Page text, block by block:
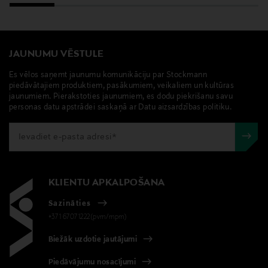
JAUNUMU VĒSTULE
Es vēlos saņemt jaunumu komunikāciju par Stockmann
piedāvātajiem produktiem, pasākumiem, veikaliem un kultūras
jaunumiem. Pierakstoties jaunumiem, es dodu piekrišanu savu
personas datu apstrādei saskaņā ar Datu aizsardzības politiku.
KLIENTU APKALPOŠANA
Sazināties
+371 67071222(pvm/mpm)
Biežāk uzdotie jautājumi
Piedāvājumu nosacījumi